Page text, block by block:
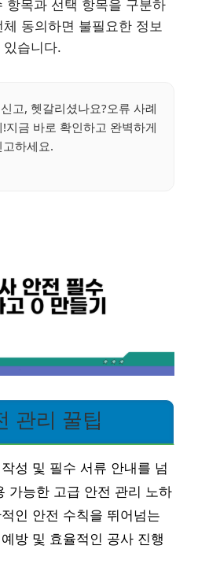
항목과 선택 항목을 구분하
동의하면 불필요한 정보
습니다.
고, 헷갈리셨나요?오류 사례
지금 바로 확인하고 완벽하게
고하세요.
관리 꿀팁
성 및 필수 서류 안내를 넘
가능한 고급 안전 관리 노하
인 안전 수칙을 뛰어넘는
방 및 효율적인 공사 진행